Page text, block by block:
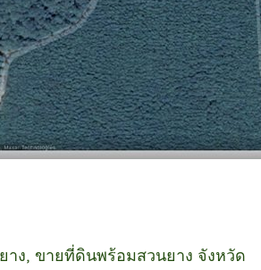
ง, ขายที่ดินพร้อมสวนยาง จังหวัด